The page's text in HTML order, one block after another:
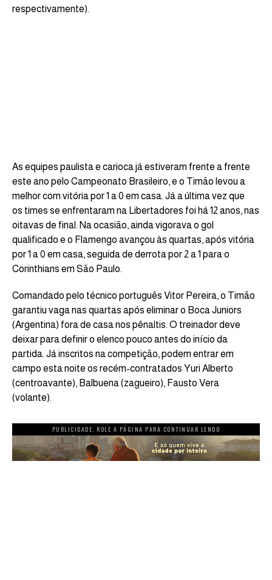
respectivamente).
As equipes paulista e carioca já estiveram frente a frente
este ano pelo Campeonato Brasileiro, e o Timão levou a
melhor com vitória por 1 a 0 em casa. Já a última vez que
os times se enfrentaram na Libertadores foi há 12 anos, nas
oitavas de final. Na ocasião, ainda vigorava o gol
qualificado e o Flamengo avançou às quartas, após vitória
por 1 a 0 em casa, seguida de derrota por 2 a 1 para o
Corinthians em São Paulo.
Comandado pelo técnico português Vitor Pereira, o Timão
garantiu vaga nas quartas após eliminar o Boca Juniors
(Argentina) fora de casa nos pênaltis. O treinador deve
deixar para definir o elenco pouco antes do início da
partida. Já inscritos na competição, podem entrar em
campo esta noite os recém-contratados Yuri Alberto
(centroavante), Balbuena (zagueiro), Fausto Vera
(volante).
PUBLICIDADE. ROLE A PÁGINA PARA CONTINUAR LENDO